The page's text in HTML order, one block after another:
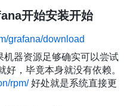
开始安装开始
grafana/download
器资源足够确实可以尝试
，毕竟本身就没有依赖。
rpm/好处就是系统直接更